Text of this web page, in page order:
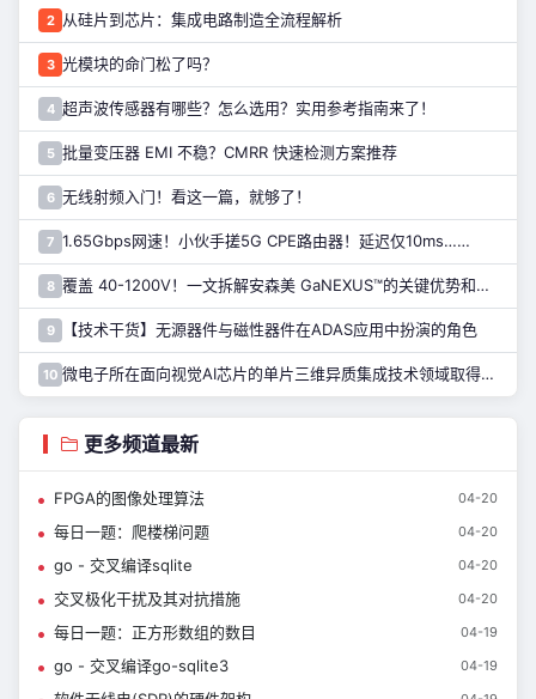
2 从硅片到芯片：集成电路制造全流程解析
3 光模块的命门松了吗？
4 超声波传感器有哪些？怎么选用？实用参考指南来了！
5 批量变压器 EMI 不稳？CMRR 快速检测方案推荐
6 无线射频入门！看这一篇，就够了！
7 1.65Gbps网速！小伙手搓5G CPE路由器！延迟仅10ms……
8 覆盖 40-1200V！一文拆解安森美 GaNEXUS™的关键优势和应用
9 【技术干货】无源器件与磁性器件在ADAS应用中扮演的角色
10 微电子所在面向视觉AI芯片的单片三维异质集成技术领域取得进展
更多频道最新
FPGA的图像处理算法 04-20
每日一题：爬楼梯问题 04-20
go - 交叉编译sqlite 04-20
交叉极化干扰及其对抗措施 04-20
每日一题：正方形数组的数目 04-19
go - 交叉编译go-sqlite3 04-19